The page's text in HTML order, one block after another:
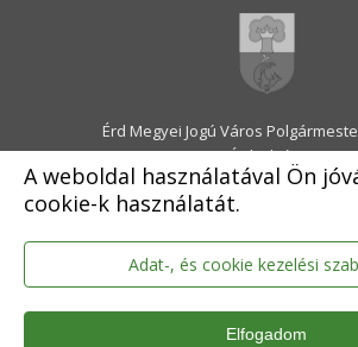
A weboldal használatával Ön
cookie-k használatát.
Adat-, és cookie kezelési
Elfogadom
Érd Megyei Jogú Város
2030 Érd, Alsó utca 1.
Levélcím: 2031 Érd, Pf.: 31
E-mail:
Telefonközpont:06-23-522-
Ügyfélszolgálat:06-23-522-
Hivatali Kapu: ERDPH
KRID szám: 707189964